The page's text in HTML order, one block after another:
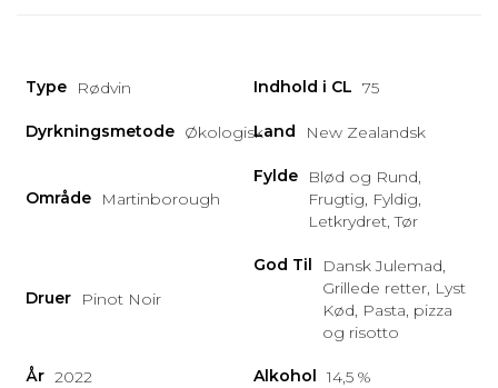
Type Rødvin Indhold i CL 75
Dyrkningsmetode ØkologiskLand New Zealandsk
Område Martinborough
Fylde
Blød og Rund,
Frugtig, Fyldig,
Letkrydret, Tør
Druer Pinot Noir
God Til
Dansk Julemad,
Grillede retter, Lyst
Kød, Pasta, pizza
og risotto
År 2022 Alkohol 14,5 %